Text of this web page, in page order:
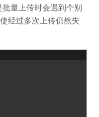
量上传时会遇到个别
经过多次上传仍然失